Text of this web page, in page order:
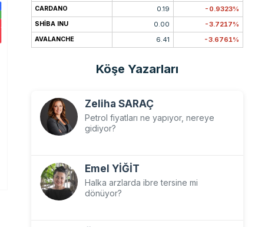
CARDANO 0.19 -0.9323%
SHIBA INU 0.00 -3.7217%
AVALANCHE 6.41 -3.6761%
Köşe Yazarları
Zeliha SARAÇ
Petrol fiyatları ne yapıyor, nereye
gidiyor?
Emel YİĞİT
Halka arzlarda ibre tersine mi
dönüyor?